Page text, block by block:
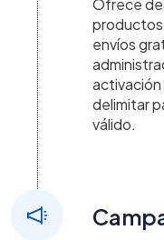
Ofrece
envíos
activación
delimitar
válido.